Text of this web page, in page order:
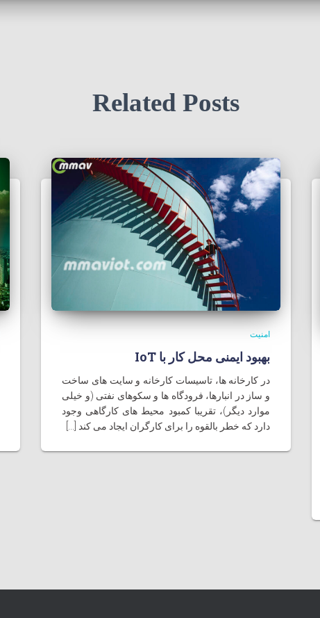
Related Posts
امنیت
بهبود ایمنی محل کار با IoT
در کارخانه ها، تاسیسات کارخانه و سایت های ساخت
و ساز در انبارها، فرودگاه ها و سکوهای نفتی (و خیلی
موارد دیگر)، تقریبا کمبود محیط های کارگاهی وجود
دارد که خطر بالقوه را برای کارگران ایجاد می کند [...]